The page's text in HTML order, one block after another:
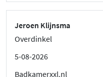
Jeroen Klijnsma
Overdinkel
5-08-2026
Badkamerxxl.nl